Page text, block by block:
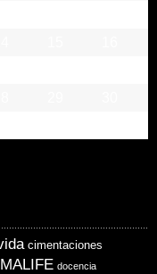
cimentaciones
docencia